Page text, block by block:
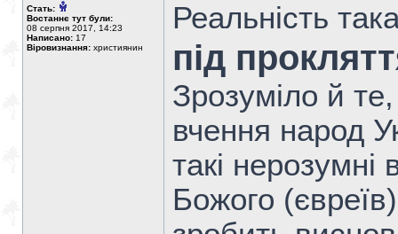
Стать:
Востаннє тут були:
08 серпня 2017, 14:23
Написано: 17
Віровизнання: християнин
Реальність
під
Зрозуміло й те,
вчення народ
такі
Божого